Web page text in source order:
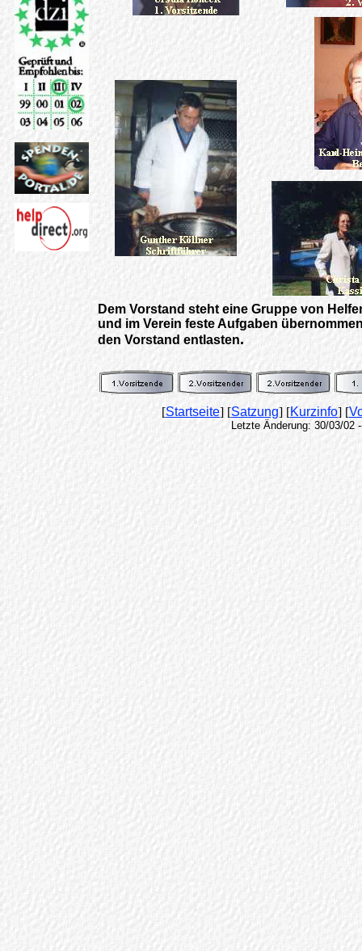
Dem Vorstand steht eine Gruppe von
und im Verein feste Aufgaben
den Vorstand entlasten.
[Startseite] [Satzung] [Kurzinfo] [
Letzte Änderung: 30/03/02